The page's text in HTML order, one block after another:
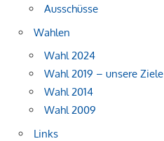
Ausschüsse
Wahlen
Wahl 2024
Wahl 2019 – unsere Ziele
Wahl 2014
Wahl 2009
Links